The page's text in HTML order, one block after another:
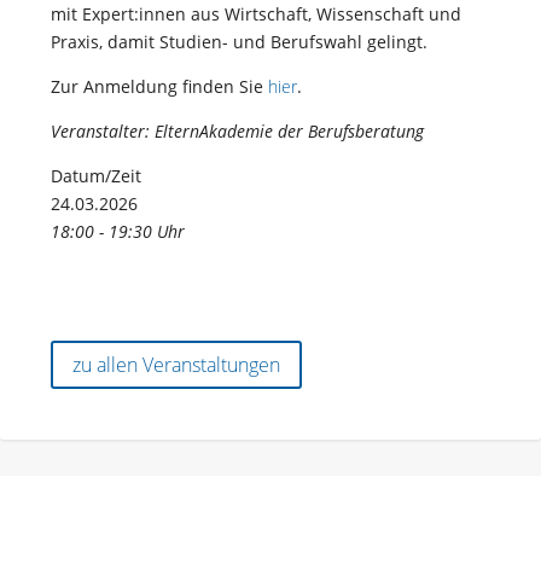
mit Expert:innen aus Wirtschaft, Wissenschaft und
Praxis, damit Studien- und Berufswahl gelingt.
Zur Anmeldung finden Sie hier.
Veranstalter: ElternAkademie der Berufsberatung
Datum/Zeit
24.03.2026
18:00 - 19:30 Uhr
zu allen Veranstaltungen